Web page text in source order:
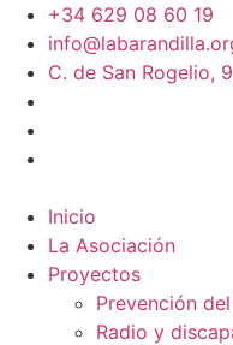
+34 629 08 60 19
C. de San Rogelio,
Inicio
La Asociación
Proyectos
Prevención
Radio y